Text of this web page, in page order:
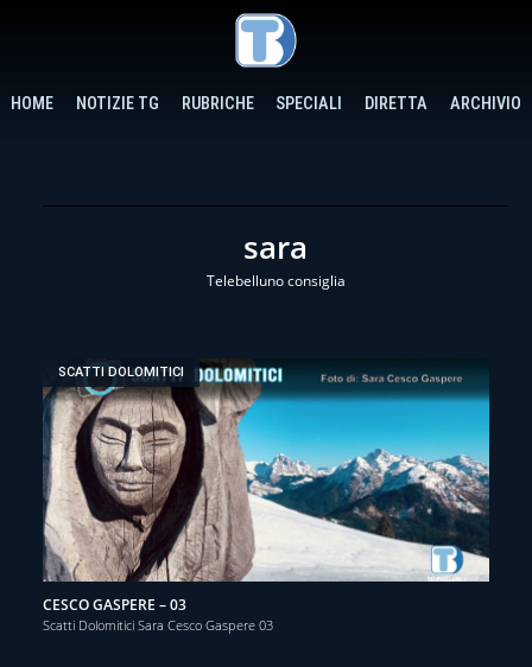
HOME NOTIZIE TG RUBRICHE SPECIALI DIRETTA ARCHIVIO
sara
Telebelluno consiglia
SCATTI DOLOMITICI
CESCO GASPERE – 03
Scatti Dolomitici Sara Cesco Gaspere 03